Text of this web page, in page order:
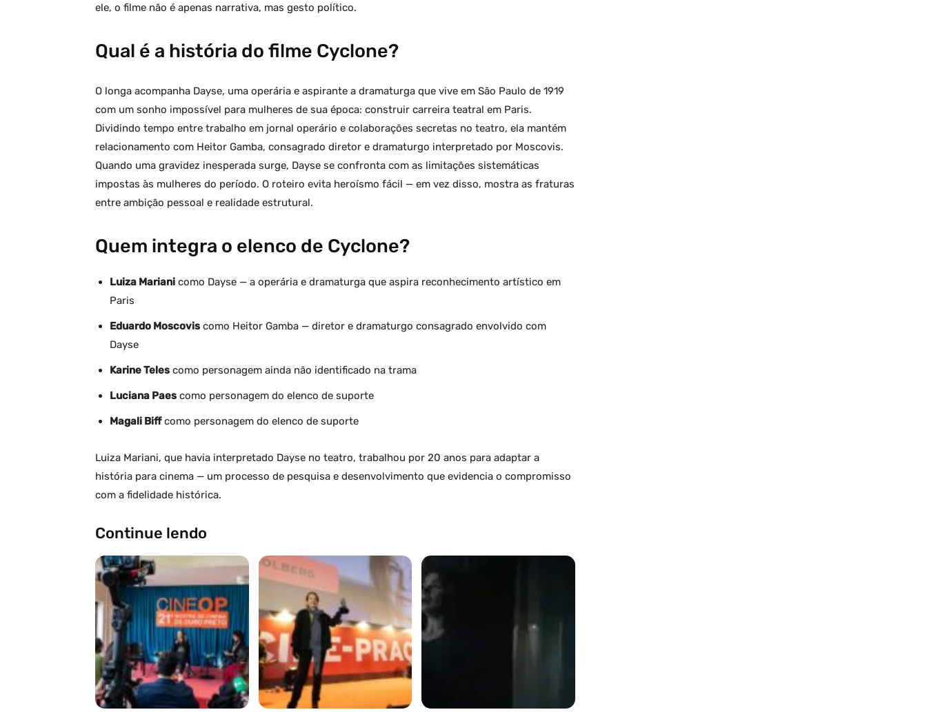
ele, o filme não é apenas narrativa, mas gesto político.
Qual é a história do filme Cyclone?
O longa acompanha Dayse, uma operária e aspirante a dramaturga que vive em São Paulo de 1919
com um sonho impossível para mulheres de sua época: construir carreira teatral em Paris.
Dividindo tempo entre trabalho em jornal operário e colaborações secretas no teatro, ela mantém
relacionamento com Heitor Gamba, consagrado diretor e dramaturgo interpretado por Moscovis.
Quando uma gravidez inesperada surge, Dayse se confronta com as limitações sistemáticas
impostas às mulheres do período. O roteiro evita heroísmo fácil — em vez disso, mostra as fraturas
entre ambição pessoal e realidade estrutural.
Quem integra o elenco de Cyclone?
Luiza Mariani como Dayse — a operária e dramaturga que aspira reconhecimento artístico em
Paris
Eduardo Moscovis como Heitor Gamba — diretor e dramaturgo consagrado envolvido com
Dayse
Karine Teles como personagem ainda não identificado na trama
Luciana Paes como personagem do elenco de suporte
Magali Biffcomo personagem do elenco de suporte
Luiza Mariani, que havia interpretado Dayse no teatro, trabalhou por 20 anos para adaptar a
história para cinema — um processo de pesquisa e desenvolvimento que evidencia o compromisso
com a fidelidade histórica.
Continue lendo